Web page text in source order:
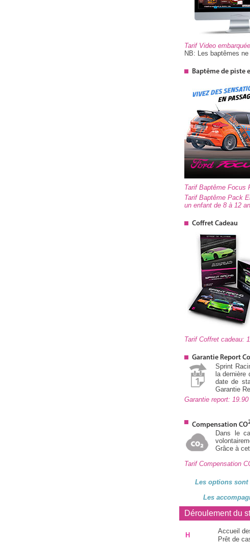
Tarif Video
NB: Les baptêmes
Baptême de piste
Tarif Baptême
Tarif Baptême Pack
un enfant de 8 à 12
Coffret Cadeau
Tarif Coffret
Garantie Report
Sprint
la dernière
date de
Garantie
Garantie report:
Compensation CO
Dans le
Grâce à
Tarif Compensation
Les options sont
Les
Déroulement du
H
Accueil
Prêt de